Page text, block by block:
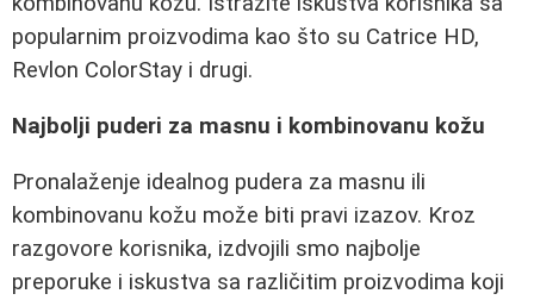
popularnim proizvodima kao što su Catrice HD,
Revlon ColorStay i drugi.
Najbolji puderi za masnu i kombinovanu kožu
Pronalaženje idealnog pudera za masnu ili
kombinovanu kožu može biti pravi izazov. Kroz
razgovore korisnika, izdvojili smo najbolje
preporuke i iskustva sa različitim proizvodima koji